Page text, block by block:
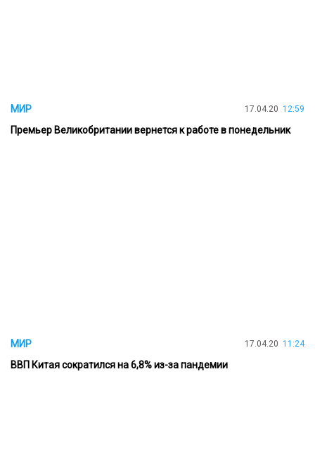
МИР 17.04.20 12:59
Премьер Великобритании вернется к работе в понедельник
МИР 17.04.20 11:24
ВВП Китая сократился на 6,8% из-за пандемии